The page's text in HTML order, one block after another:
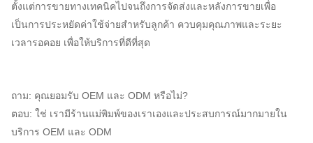
ตั้งแต่การขายทางเทคนิคไปจนถึงการจัดส่งและหลังการขายเพื่อ
เป็นการประหยัดค่าใช้จ่ายสำหรับลูกค้า ควบคุมคุณภาพและระยะ
เวลารอคอย เพื่อให้บริการที่ดีที่สุด
ถาม: คุณยอมรับ OEM และ ODM หรือไม่?
ตอบ: ใช่ เรามีร้านแม่พิมพ์ของเราเองและประสบการณ์มากมายใน
บริการ OEM และ ODM